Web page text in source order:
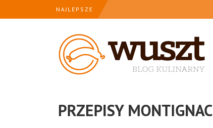
NAJLEPSZE
PRZEPISY MONTIGNAC